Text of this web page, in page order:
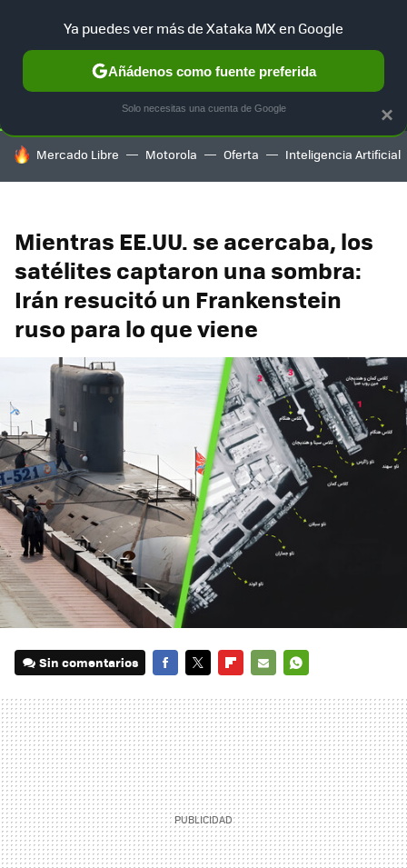
SELECCIÓN GAMING HOME AUTO TERRITORIO
HOY SE HABLA DE
Mercado Libre Motorola Oferta Inteligencia Artificial
Mientras EE.UU. se acercaba, los
satélites captaron una sombra:
Irán resucitó un Frankenstein
ruso para lo que viene
Sin comentarios
MAIL
×
Ya puedes ver más de Xataka MX en Google
Añádenos como fuente preferida
Solo necesitas una cuenta de Google